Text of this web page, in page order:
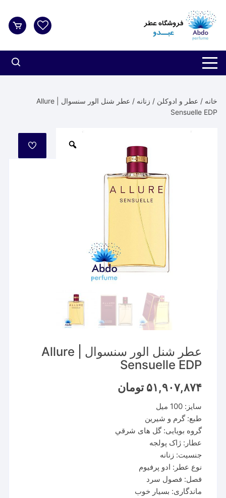
شدن
خانه / عطر و ادوکلن / زنانه
/ عطر شنل الور سنسوال | Allure
Sensuelle EDP
مورد
علاقه
عطر شنل الور سنسوال | Allure
Sensuelle EDP
۵۱,۹۰۷,۸۷۴ تومان
سایز: 100 میل
طبع: گرم و شیرین
گروه بویایی: گل های شرقي
عطار: ژاک پولجه
جنسیت: زنانه
نوع عطر: ادو پرفیوم
فصل: فصول سرد
ماندگاری: بسیار خوب